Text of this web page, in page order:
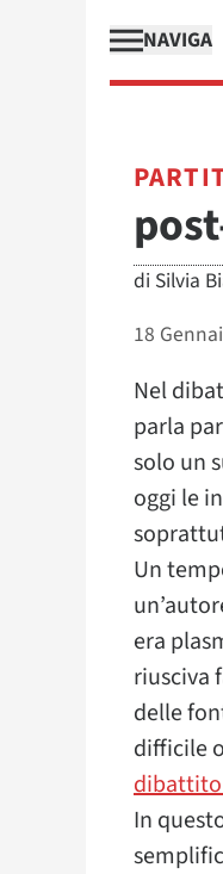
NAVIGA
di Silvia
18
Nel
parla
solo un
oggi le
Un
era
riusciva
delle
difficile
dibattito
In